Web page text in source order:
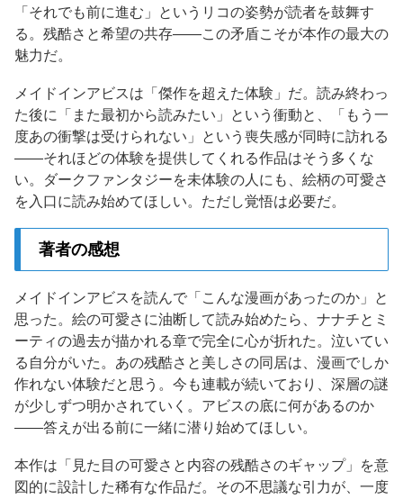
「それでも前に進む」というリコの姿勢が読者を鼓舞す
る。残酷さと希望の共存——この矛盾こそが本作の最大の
魅力だ。
メイドインアビスは「傑作を超えた体験」だ。読み終わっ
た後に「また最初から読みたい」という衝動と、「もう一
度あの衝撃は受けられない」という喪失感が同時に訪れる
——それほどの体験を提供してくれる作品はそう多くな
い。ダークファンタジーを未体験の人にも、絵柄の可愛さ
を入口に読み始めてほしい。ただし覚悟は必要だ。
著者の感想
メイドインアビスを読んで「こんな漫画があったのか」と
思った。絵の可愛さに油断して読み始めたら、ナナチとミ
ーティの過去が描かれる章で完全に心が折れた。泣いてい
る自分がいた。あの残酷さと美しさの同居は、漫画でしか
作れない体験だと思う。今も連載が続いており、深層の謎
が少しずつ明かされていく。アビスの底に何があるのか
——答えが出る前に一緒に潜り始めてほしい。
本作は「見た目の可愛さと内容の残酷さのギャップ」を意
図的に設計した稀有な作品だ。その不思議な引力が、一度